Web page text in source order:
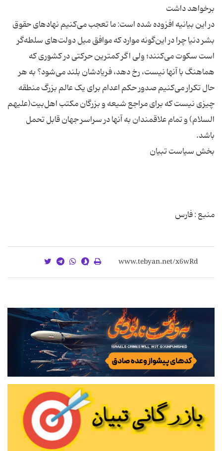
در این بیانیه افزوده شده است: ما تعجب مى‌کنیم نهادهاى حقوق
بشر دنیا چرا در این‌گونه موارد که موافق میل دولت‌هاى سلطه‌گر
است سکوت مى‌کنند؛ ولى اگر کمترین حرکتى در کشورى که
هماهنگ با آنها نیست، رخ دهد، فریادشان بلند مى‌شود؟ به هر
حال تکرار مى‌کنیم صدور حکم اعدام براى یک عالم بزرگ منطقه
چیزى نیست که براى مراجع شیعه و بزرگان مکتب اهل‌بیت(علیهم
السلام) و تمام علاقمندان به آنها در سراسر جهان قابل تحمل
منبع : فارس